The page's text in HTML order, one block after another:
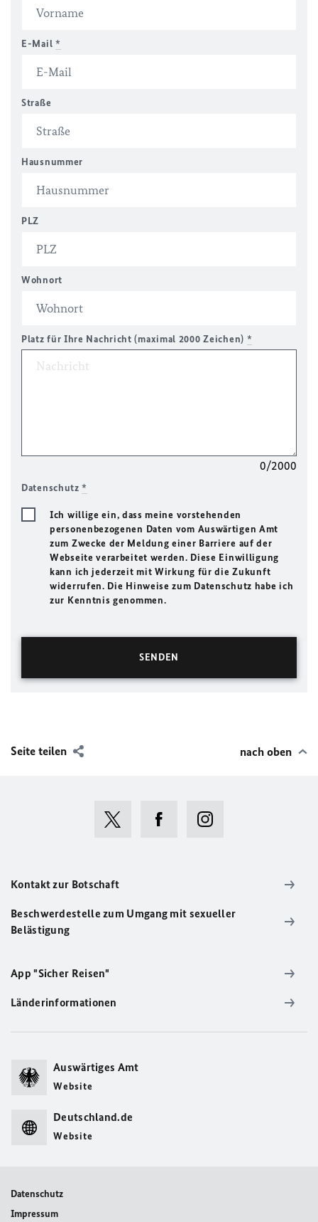
E-Mail *
Straße
Hausnummer
PLZ
Wohnort
Platz für Ihre Nachricht (maximal 2000 Zeichen) *
0/2000
Datenschutz*
Ich willige ein, dass meine vorstehenden
personenbezogenen Daten vom Auswärtigen Amt
zum Zwecke der Meldung einer Barriere auf der
Webseite verarbeitet werden. Diese Einwilligung
kann ich jederzeit mit Wirkung für die Zukunft
widerrufen. Die Hinweise zum Datenschutz habe ich
zur Kenntnis genommen.
Seite teilen nach oben
Kontakt zur Botschaft
Beschwerdestelle zum Umgang mit sexueller
Belästigung
App "Sicher Reisen"
Länderinformationen
Auswärtiges Amt
Website
Deutschland.de
Website
Datenschutz
Impressum